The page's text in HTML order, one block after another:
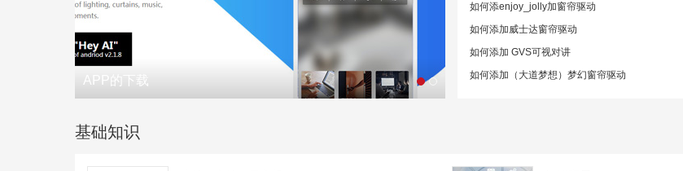
APP的下载
如何添enjoy_jolly加窗帘驱动
如何添加威士达窗帘驱动
如何添加 GVS可视对讲
如何添加（大道梦想）梦幻窗帘驱动
基础知识